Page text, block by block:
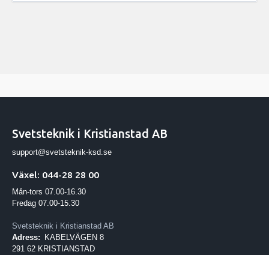
Svetsteknik i Kristianstad AB
support@svetsteknik-ksd.se
Växel: 044-28 28 00
Mån-tors 07.00-16.30
Fredag 07.00-15.30
Svetsteknik i Kristianstad AB
Adress:
KABELVÄGEN 8
291 62 KRISTIANSTAD